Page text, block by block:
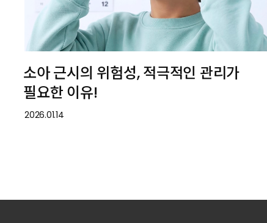
소아 근시의 위험성, 적극적인 관리가
필요한 이유!
2026.01.14